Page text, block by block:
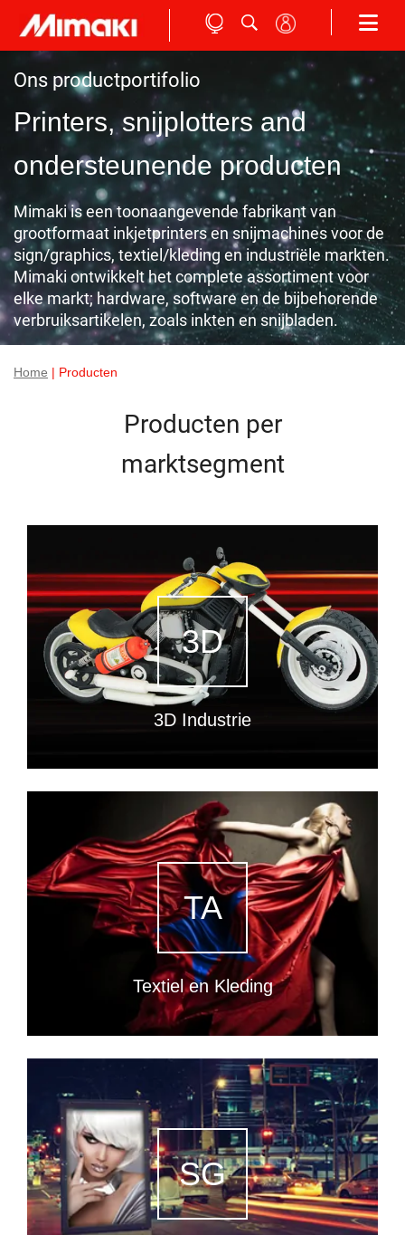
Ons productportifolio
Printers, snijplotters and
ondersteunende producten
Mimaki is een toonaangevende fabrikant van
grootformaat inkjetprinters en snijmachines voor de
sign/graphics, textiel/kleding en industriële markten.
Mimaki ontwikkelt het complete assortiment voor
elke markt; hardware, software en de bijbehorende
verbruiksartikelen, zoals inkten en snijbladen.
Home | Producten
Producten per
marktsegment
3D
3D Industrie
TA
Textiel en Kleding
SG